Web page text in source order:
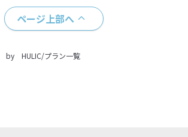
ページ上部へ
by HULIC/プラン一覧